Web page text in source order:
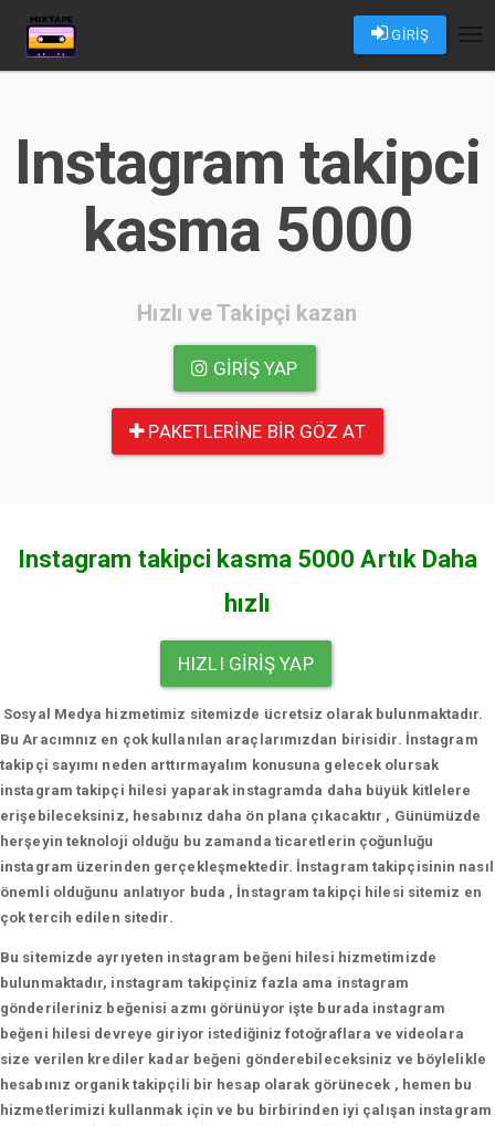
GİRİŞ
Instagram takipci
kasma 5000
Hızlı ve Takipçi kazan
GIRIŞ YAP
PAKETLERINE BIR GÖZ AT
Instagram takipci kasma 5000 Artık Daha
hızlı
HIZLI GIRIŞ YAP
Sosyal Medya hizmetimiz sitemizde ücretsiz olarak bulunmaktadır.
Bu Aracımnız en çok kullanılan araçlarımızdan birisidir. İnstagram
takipçi sayımı neden arttırmayalım konusuna gelecek olursak
instagram takipçi hilesi yaparak instagramda daha büyük kitlelere
erişebileceksiniz, hesabınız daha ön plana çıkacaktır , Günümüzde
herşeyin teknoloji olduğu bu zamanda ticaretlerin çoğunluğu
instagram üzerinden gerçekleşmektedir. İnstagram takipçisinin nasıl
önemli olduğunu anlatıyor buda , İnstagram takipçi hilesi sitemiz en
çok tercih edilen sitedir.
Bu sitemizde ayrıyeten instagram beğeni hilesi hizmetimizde
bulunmaktadır, instagram takipçiniz fazla ama instagram
gönderileriniz beğenisi azmı görünüyor işte burada instagram
beğeni hilesi devreye giriyor istediğiniz fotoğraflara ve videolara
size verilen krediler kadar beğeni gönderebileceksiniz ve böylelikle
hesabınız organik takipçili bir hesap olarak görünecek , hemen bu
hizmetlerimizi kullanmak için ve bu birbirinden iyi çalışan instagram